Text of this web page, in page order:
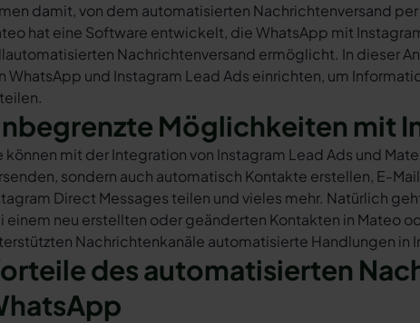
damit, von dem automatisierten Nachrichtenversand
hat eine Software entwickelt, die WhatsApp mit
Nachrichtenversand ermöglicht. In dieser
WhatsApp und Instagram Lead Ads einrichten, um
Möglichkeiten mit
können mit der Integration von Instagram Lead Ads und
sondern auch automatisch Kontakte erstellen, E-
Direct Messages teilen und vieles mehr. Natürlich
einem neu erstellten oder geänderten Kontakten in Mateo
Nachrichtenkanäle automatisierte Handlungen in
des automatisierten